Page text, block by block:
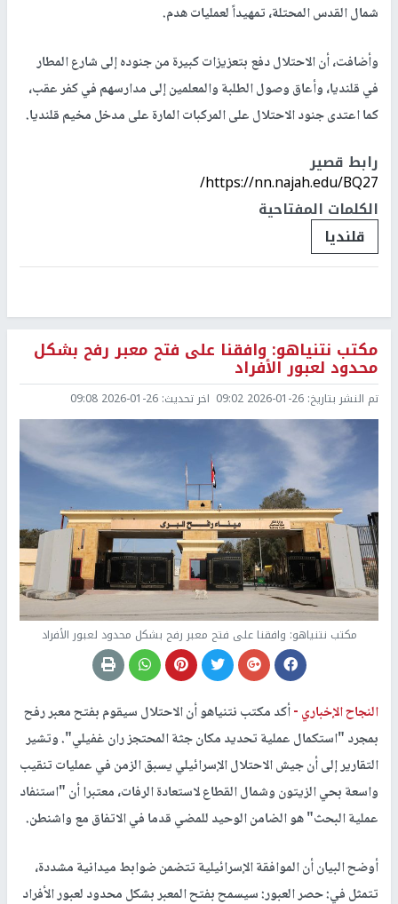
شمال القدس المحتلة، تمهيداً لعمليات هدم.
وأضافت، أن الاحتلال دفع بتعزيزات كبيرة من جنوده إلى شارع المطار
في قلنديا، وأعاق وصول الطلبة والمعلمين إلى مدارسهم في كفر عقب،
كما اعتدى جنود الاحتلال على المركبات المارة على مدخل مخيم قلنديا.
رابط قصير
https://nn.najah.edu/BQ27/
الكلمات المفتاحية
قلنديا
مكتب نتنياهو: وافقنا على فتح معبر رفح بشكل
محدود لعبور الأفراد
تم النشر بتاريخ: 2026-01-26 09:02 اخر تحديث: 2026-01-26 09:08
مكتب نتنياهو: وافقنا على فتح معبر رفح بشكل محدود لعبور الأفراد
النجاح الإخباري -أكد مكتب نتنياهو أن الاحتلال سيقوم بفتح معبر رفح
بمجرد "استكمال عملية تحديد مكان جثة المحتجز ران غفيلي". وتشير
التقارير إلى أن جيش الاحتلال الإسرائيلي يسبق الزمن في عمليات تنقيب
واسعة بحي الزيتون وشمال القطاع لاستعادة الرفات، معتبرا أن "استنفاد
عملية البحث" هو الضامن الوحيد للمضي قدما في الاتفاق مع واشنطن.
أوضح البيان أن الموافقة الإسرائيلية تتضمن ضوابط ميدانية مشددة،
تتمثل في: حصر العبور: سيسمح بفتح المعبر بشكل محدود لعبور الأفراد